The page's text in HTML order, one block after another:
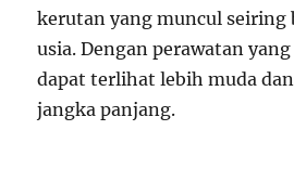
kerutan yang muncul seiring
usia. Dengan perawatan
dapat terlihat lebih muda
jangka panjang.